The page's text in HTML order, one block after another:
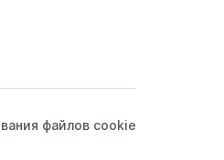
файлов cookie